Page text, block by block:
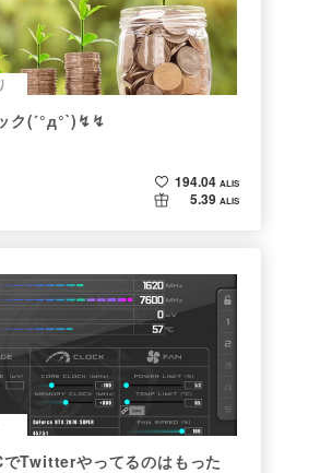
ク(´°д°`)↯↯
194.04 ALIS
5.39 ALIS
Twitterやってるのはもった